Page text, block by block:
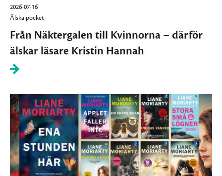
2026-07-16
Älska pocket
Från Näktergalen till Kvinnorna – därför
älskar läsare Kristin Hannah